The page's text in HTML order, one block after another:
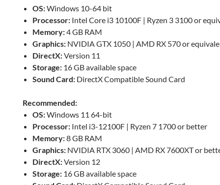
OS:Windows 10-64 bit
Processor: Intel Core i3 10100F | Ryzen 3 3100 or
Memory:4 GB RAM
Graphics: NVIDIA GTX 1050 | AMD RX 570 or
DirectX:Version 11
Storage: 16 GB available space
Sound Card: DirectX Compatible Sound Card
Recommended:
OS:Windows 11 64-bit
Processor: Intel i3-12100F | Ryzen 7 1700 or better
Memory:8 GB RAM
Graphics: NVIDIA RTX 3060 | AMD RX 7600XT or
DirectX:Version 12
Storage: 16 GB available space